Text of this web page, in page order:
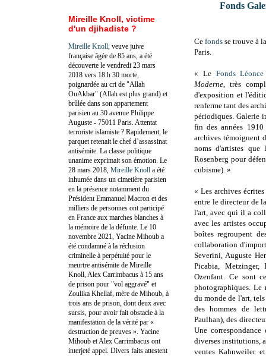
Fonds
Cefonds se trouve à
Paris.
« Le Fonds
Moderne, très
d'exposition et
renferme tant des
périodiques. Galerie
fin des années
archives témoignent
noms d'artistes que
Rosenberg pour
cubisme). »
« Les archives
entre le directeur de
l'art, avec qui il a
avec les artistes
boîtes regroupent
collaboration
Severini, Auguste
Picabia, Metzinger,
Ozenfant. Ce sont
photographiques. Le
du monde de l'art,
des hommes de
Paulhan), des
Une
diverses institutions,
ventes Kahnweiler
Mireille Knoll, victime
d'un djihadiste ?
Mireille Knoll , veuve juive
française âgée de 85 ans, a été
découverte le vendredi 23 mars
2018 vers 18 h 30 morte,
poignardée au cri de "Allah
OuAkbar" (Allah est plus grand) et
brûlée dans son appartement
parisien au 30 avenue Philippe
Auguste - 75011 Paris. Attentat
terroriste islamiste ? Rapidement, le
parquet retenait le chef d’assassinat
antisémite. La classe politique
unanime exprimait son émotion. Le
28 mars 2018, Mireille Knoll a été
inhumée dans un cimetière parisien
en la présence notamment du
Président Emmanuel Macron et des
milliers de personnes ont participé
en France aux marches blanches à
la mémoire de la défunte. Le 10
novembre 2021, Yacine Mihoub a
été condamné à la réclusion
criminelle à perpétuité pour le
meurtre antisémite de Mireille
Knoll, Alex Carrimbacus à 15 ans
de prison pour "vol aggravé" et
Zoulika Khellaf, mère de Mihoub, à
trois ans de prison, dont deux avec
sursis, pour avoir fait obstacle à la
manifestation de la vérité par «
destruction de preuves ». Yacine
Mihoub et Alex Carrimbacus ont
interjeté appel. Divers faits attestent